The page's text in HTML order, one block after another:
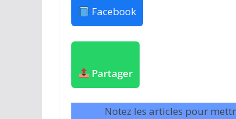
Facebook
Partager
Notez les articles pour